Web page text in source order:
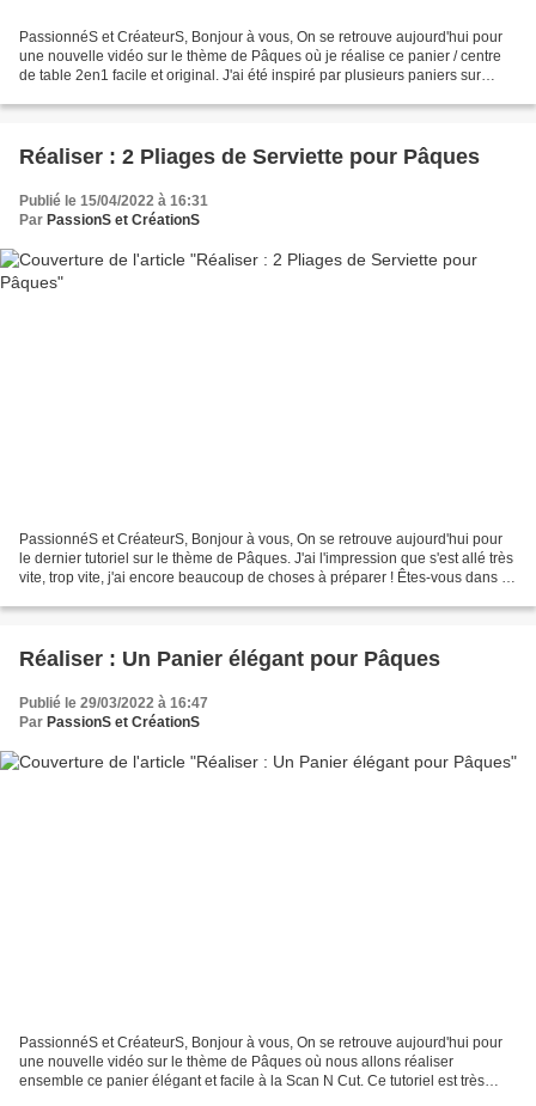
PassionnéS et CréateurS, Bonjour à vous, On se retrouve aujourd'hui pour
une nouvelle vidéo sur le thème de Pâques où je réalise ce panier / centre
de table 2en1 facile et original. J'ai été inspiré par plusieurs paniers sur
Réaliser : 2 Pliages de Serviette pour Pâques
Publié le 15/04/2022 à 16:31
Par PassionS et CréationS
PassionnéS et CréateurS, Bonjour à vous, On se retrouve aujourd'hui pour
le dernier tutoriel sur le thème de Pâques. J'ai l'impression que s'est allé très
vite, trop vite, j'ai encore beaucoup de choses à préparer ! Êtes-vous dans le
Réaliser : Un Panier élégant pour Pâques
Publié le 29/03/2022 à 16:47
Par PassionS et CréationS
PassionnéS et CréateurS, Bonjour à vous, On se retrouve aujourd'hui pour
une nouvelle vidéo sur le thème de Pâques où nous allons réaliser
ensemble ce panier élégant et facile à la Scan N Cut. Ce tutoriel est très